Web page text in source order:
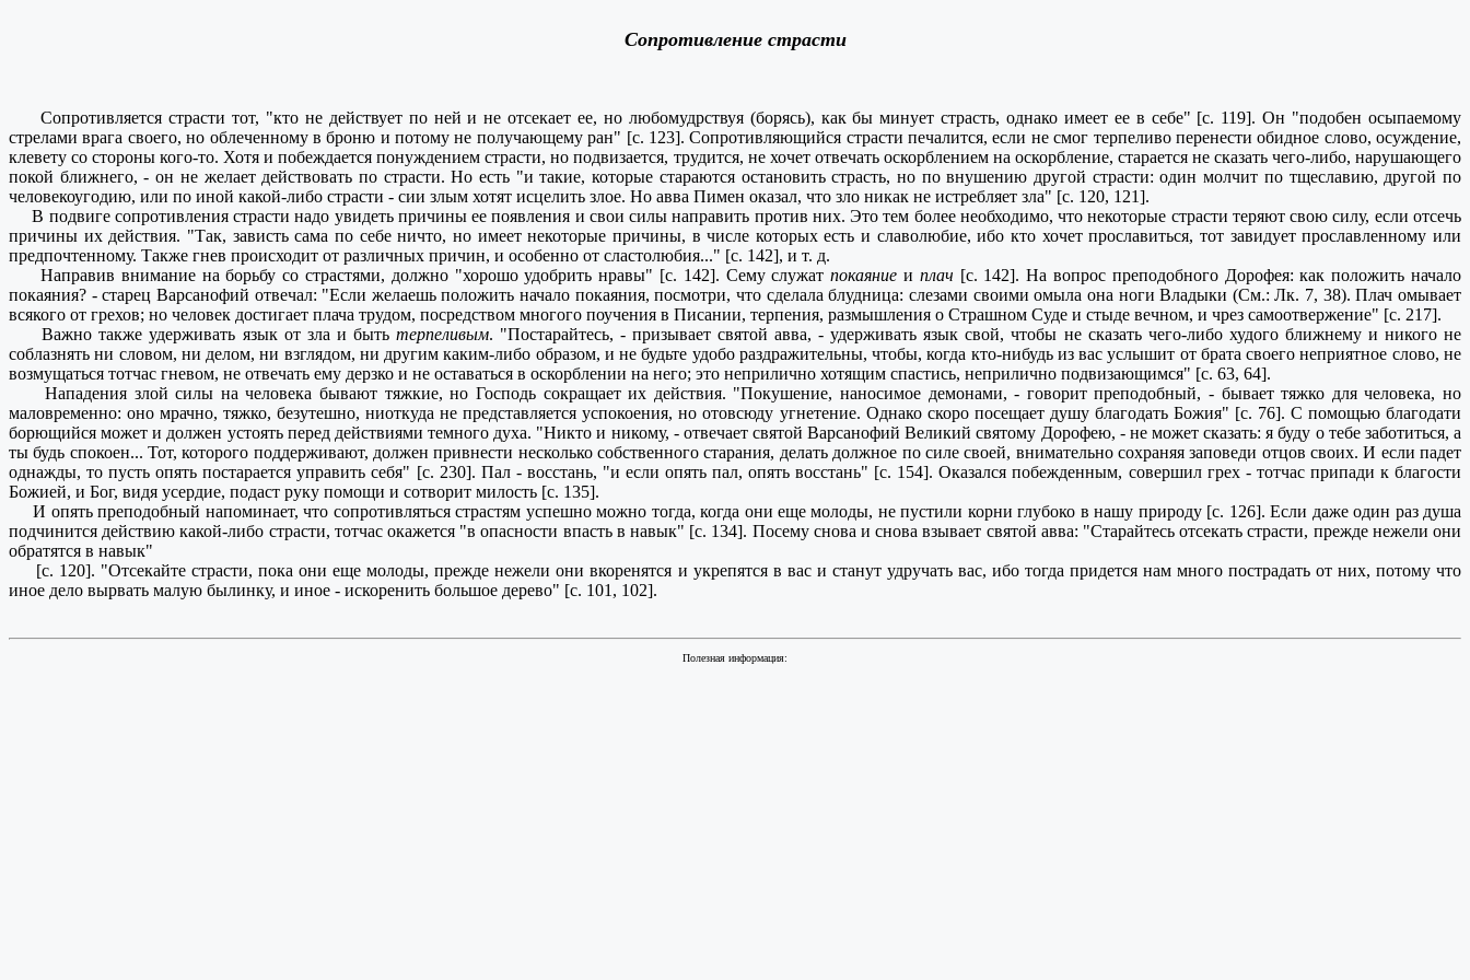
Сопротивление страсти
Сопротивляется страсти тот, "кто не действует по ней и не отсекает ее, но любомудрствуя (борясь), как бы минует страсть, однако имеет ее в себе" [с. 119]. Он "подобен осыпаемому
стрелами врага своего, но облеченному в броню и потому не получающему ран" [с. 123]. Сопротивляющийся страсти печалится, если не смог терпеливо перенести обидное слово, осуждение,
клевету со стороны кого-то. Хотя и побеждается понуждением страсти, но подвизается, трудится, не хочет отвечать оскорблением на оскорбление, старается не сказать чего-либо, нарушающего
покой ближнего, - он не желает действовать по страсти. Но есть "и такие, которые стараются остановить страсть, но по внушению другой страсти: один молчит по тщеславию, другой по
человекоугодию, или по иной какой-либо страсти - сии злым хотят исцелить злое. Но авва Пимен оказал, что зло никак не истребляет зла" [с. 120, 121].
В подвиге сопротивления страсти надо увидеть причины ее появления и свои силы направить против них. Это тем более необходимо, что некоторые страсти теряют свою силу, если отсечь
причины их действия. "Так, зависть сама по себе ничто, но имеет некоторые причины, в числе которых есть и славолюбие, ибо кто хочет прославиться, тот завидует прославленному или
предпочтенному. Также гнев происходит от различных причин, и особенно от сластолюбия..." [с. 142], и т. д.
Направив внимание на борьбу со страстями, должно "хорошо удобрить нравы" [с. 142]. Сему служатпокаяниеи плач [с. 142]. На вопрос преподобного Дорофея: как положить начало
покаяния? - старец Варсанофий отвечал: "Если желаешь положить начало покаяния, посмотри, что сделала блудница: слезами своими омыла она ноги Владыки (См.: Лк. 7, 38). Плач омывает
всякого от грехов; но человек достигает плача трудом, посредством многого поучения в Писании, терпения, размышления о Страшном Суде и стыде вечном, и чрез самоотвержение" [с. 217].
Важно также удерживать язык от зла и быть терпеливым. "Постарайтесь, - призывает святой авва, - удерживать язык свой, чтобы не сказать чего-либо худого ближнему и никого не
соблазнять ни словом, ни делом, ни взглядом, ни другим каким-либо образом, и не будьте удобо раздражительны, чтобы, когда кто-нибудь из вас услышит от брата своего неприятное слово, не
возмущаться тотчас гневом, не отвечать ему дерзко и не оставаться в оскорблении на него; это неприлично хотящим спастись, неприлично подвизающимся" [с. 63, 64].
Нападения злой силы на человека бывают тяжкие, но Господь сокращает их действия. "Покушение, наносимое демонами, - говорит преподобный, - бывает тяжко для человека, но
маловременно: оно мрачно, тяжко, безутешно, ниоткуда не представляется успокоения, но отовсюду угнетение. Однако скоро посещает душу благодать Божия" [с. 76]. С помощью благодати
борющийся может и должен устоять перед действиями темного духа. "Никто и никому, - отвечает святой Варсанофий Великий святому Дорофею, - не может сказать: я буду о тебе заботиться, а
ты будь спокоен... Тот, которого поддерживают, должен привнести несколько собственного старания, делать должное по силе своей, внимательно сохраняя заповеди отцов своих. И если падет
однажды, то пусть опять постарается управить себя" [с. 230]. Пал - восстань, "и если опять пал, опять восстань" [с. 154]. Оказался побежденным, совершил грех - тотчас припади к благости
Божией, и Бог, видя усердие, подаст руку помощи и сотворит милость [с. 135].
И опять преподобный напоминает, что сопротивляться страстям успешно можно тогда, когда они еще молоды, не пустили корни глубоко в нашу природу [с. 126]. Если даже один раз душа
подчинится действию какой-либо страсти, тотчас окажется "в опасности впасть в навык" [с. 134]. Посему снова и снова взывает святой авва: "Старайтесь отсекать страсти, прежде нежели они
обратятся в навык"
[с. 120]. "Отсекайте страсти, пока они еще молоды, прежде нежели они вкоренятся и укрепятся в вас и станут удручать вас, ибо тогда придется нам много пострадать от них, потому что
иное дело вырвать малую былинку, и иное - искоренить большое дерево" [с. 101, 102].
Полезная информация: